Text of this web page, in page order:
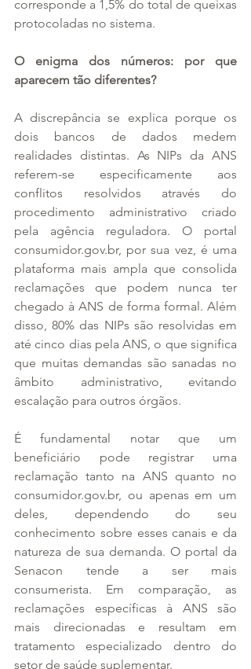
corresponde a 1,5% do total de queixas
protocoladas no sistema.
O enigma dos números: por que
aparecem tão diferentes?
A discrepância se explica porque os
dois bancos de dados medem
realidades distintas. As NIPs da ANS
referem-se especificamente aos
conflitos resolvidos através do
procedimento administrativo criado
pela agência reguladora. O portal
consumidor.gov.br, por sua vez, é uma
plataforma mais ampla que consolida
reclamações que podem nunca ter
chegado à ANS de forma formal. Além
disso, 80% das NIPs são resolvidas em
até cinco dias pela ANS, o que significa
que muitas demandas são sanadas no
âmbito administrativo, evitando
escalação para outros órgãos.
É fundamental notar que um
beneficiário pode registrar uma
reclamação tanto na ANS quanto no
consumidor.gov.br, ou apenas em um
deles, dependendo do seu
conhecimento sobre esses canais e da
natureza de sua demanda. O portal da
Senacon tende a ser mais
consumerista. Em comparação, as
reclamações específicas à ANS são
mais direcionadas e resultam em
tratamento especializado dentro do
setor de saúde suplementar.